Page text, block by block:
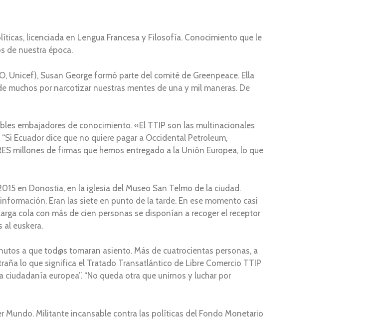
licenciada en Lengua Francesa y Filosofía. Conocimiento que le
de nuestra época.
Unicef), Susan George formó parte del comité de Greenpeace. Ella
por narcotizar nuestras mentes de una y mil maneras. De
embajadores de conocimiento. «El TTIP son las multinacionales
Ecuador dice que no quiere pagar a Occidental Petroleum,
millones de firmas que hemos entregado a la Unión Europea, lo que
en Donostia, en la iglesia del Museo San Telmo de la ciudad.
Eran las siete en punto de la tarde. En ese momento casi
cola con más de cien personas se disponían a recoger el receptor
al euskera.
a que tod@s tomaran asiento. Más de cuatrocientas personas, a
lo que significa el Tratado Transatlántico de Libre Comercio TTIP
ciudadanía europea”. “No queda otra que unirnos y luchar por
Mundo. Militante incansable contra las políticas del Fondo Monetario